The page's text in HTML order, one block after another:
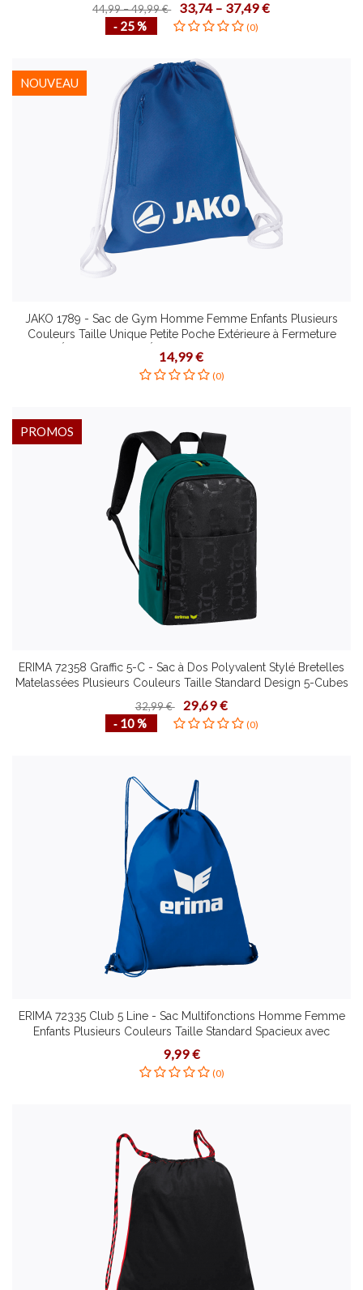
44,99 – 49,99 € 33,74 – 37,49 €
‐ 25 % (0)
JAKO 1789 - Sac de Gym Homme Femme Enfants Plusieurs
Couleurs Taille Unique Petite Poche Extérieure à Fermeture
Éclair Portée sur Épaules ou comme Sac à dos
14,99 €
NOUVEAU
(0)
ERIMA 72358 Graffic 5-C - Sac à Dos Polyvalent Stylé Bretelles
Matelassées Plusieurs Couleurs Taille Standard Design 5-Cubes
Très Tendance Poches Latérales Zippées
32,99 € 29,69 €
‐ 10 % (0)
PROMOS
ERIMA 72335 Club 5 Line - Sac Multifonctions Homme Femme
Enfants Plusieurs Couleurs Taille Standard Spacieux avec
Cordon Serrage
9,99 €
(0)